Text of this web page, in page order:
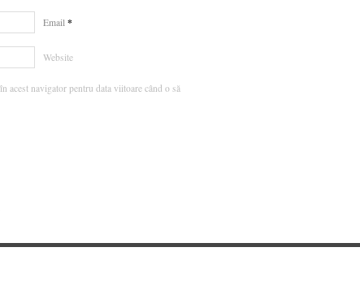
Email *
Website
acest navigator pentru data viitoare când o să